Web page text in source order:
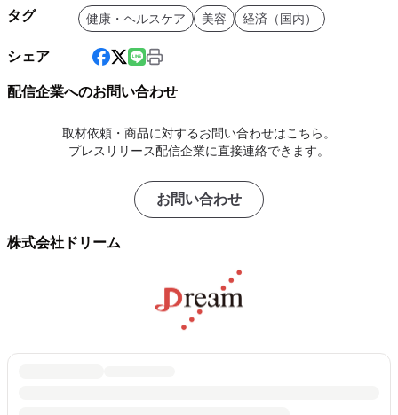
タグ 健康・ヘルスケア 美容 経済（国内）
シェア
配信企業へのお問い合わせ
取材依頼・商品に対するお問い合わせはこちら。
プレスリリース配信企業に直接連絡できます。
お問い合わせ
株式会社ドリーム